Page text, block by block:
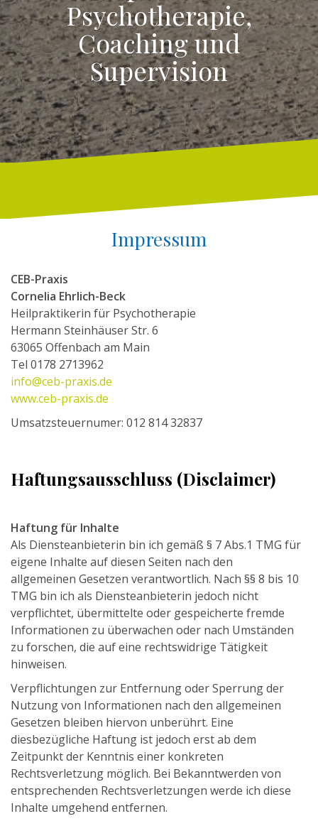
Psychotherapie,
Coaching und
Supervision
Impressum
CEB-Praxis
Cornelia Ehrlich-Beck
Heilpraktikerin für Psychotherapie
Hermann Steinhäuser Str. 6
63065 Offenbach am Main
Tel 0178 2713962
info@ceb-praxis.de
www.ceb-praxis.de
Umsatzsteuernumer: 012 814 32837
Haftungsausschluss (Disclaimer)
Haftung für Inhalte
Als Diensteanbieterin bin ich gemäß § 7 Abs.1 TMG für
eigene Inhalte auf diesen Seiten nach den
allgemeinen Gesetzen verantwortlich. Nach §§ 8 bis 10
TMG bin ich als Diensteanbieterin jedoch nicht
verpflichtet, übermittelte oder gespeicherte fremde
Informationen zu überwachen oder nach Umständen
zu forschen, die auf eine rechtswidrige Tätigkeit
hinweisen.
Verpflichtungen zur Entfernung oder Sperrung der
Nutzung von Informationen nach den allgemeinen
Gesetzen bleiben hiervon unberührt. Eine
diesbezügliche Haftung ist jedoch erst ab dem
Zeitpunkt der Kenntnis einer konkreten
Rechtsverletzung möglich. Bei Bekanntwerden von
entsprechenden Rechtsverletzungen werde ich diese
Inhalte umgehend entfernen.